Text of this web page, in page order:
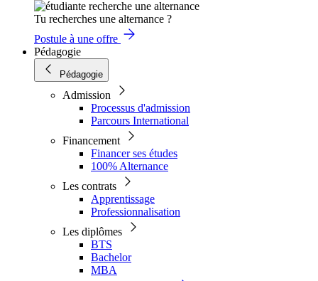
Tu recherches une alternance ?
Postule à une offre
Pédagogie
Pédagogie
Admission
Processus d'admission
Parcours International
Financement
Financer ses études
100% Alternance
Les contrats
Apprentissage
Professionnalisation
Les diplômes
BTS
Bachelor
MBA